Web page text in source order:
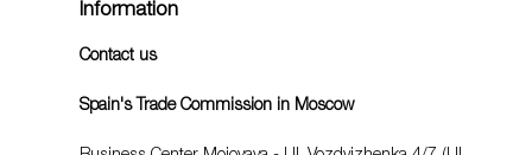
Information
Contact us
Spain's Trade Commission in Moscow